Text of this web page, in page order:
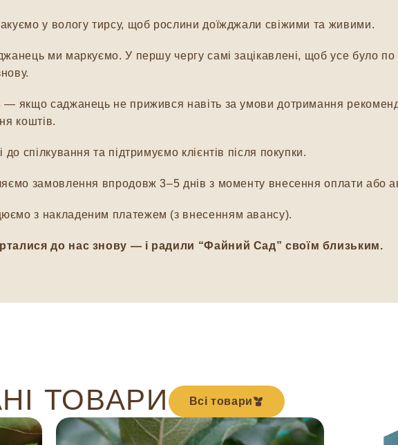
у вологу тирсу, щоб рослини доїжджали свіжими та живими.
ми маркуємо. У першу чергу самі зацікавлені, щоб усе було по
— якщо саджанець не прижився навіть за умови дотримання
коштів.
спілкування та підтримуємо клієнтів після покупки.
замовлення впродовж 3–5 днів з моменту внесення оплати або
з накладеним платежем (з внесенням авансу).
до нас знову — і радили “Файний Сад” своїм близьким.
ТОВАРИ Всі товари